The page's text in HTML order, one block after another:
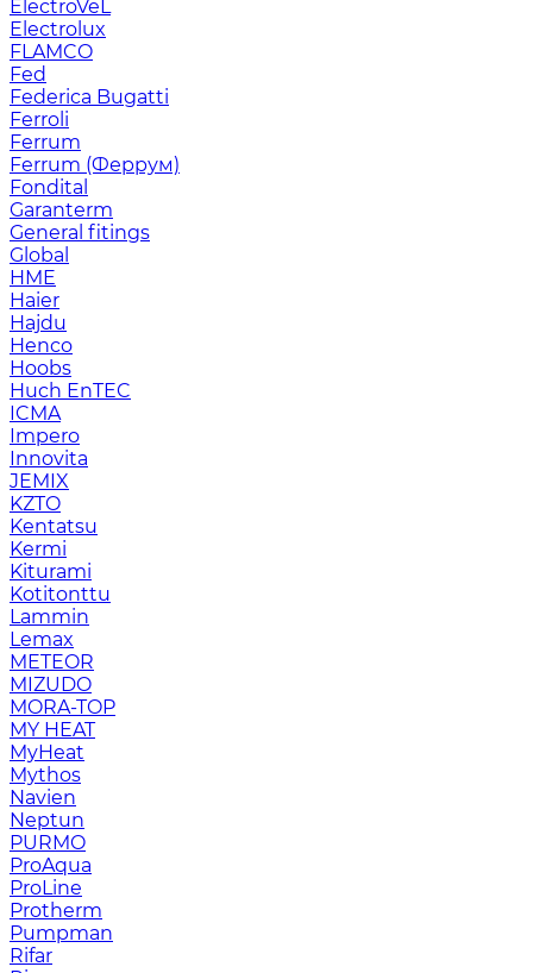
ElectroVeL
Electrolux
FLAMCO
Fed
Federica Bugatti
Ferroli
Ferrum
Ferrum (Феррум)
Fondital
Garanterm
General fitings
Global
HME
Haier
Hajdu
Henco
Hoobs
Huch EnTEC
ICMA
Impero
Innovita
JEMIX
KZTO
Kentatsu
Kermi
Kiturami
Kotitonttu
Lammin
Lemax
METEOR
MIZUDO
MORA-TOP
MY HEAT
MyHeat
Mythos
Navien
Neptun
PURMO
ProAqua
ProLine
Protherm
Pumpman
Rifar